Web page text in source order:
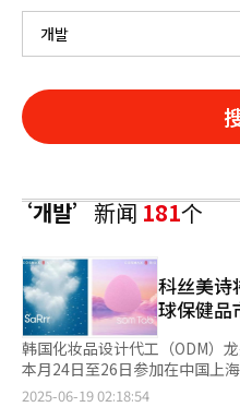
‘개발’新闻181个
科丝美诗
球保健品
韩国化妆品设计代工（ODM）
本月24日至26日参加在中国上
会（HNC 2025）”，以“智慧
2025-06-19 02:18:54